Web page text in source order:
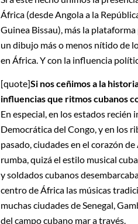
África (desde Angola a la
Guinea Bissau), más la
un dibujo más o menos nítido de
en África. Y con la influencia
[quote]Si nos ceñimos a la
influencias que ritmos cubanos
En especial, en los estados
Democrática del Congo, y en los
pasado, ciudades en el corazón
rumba, quizá el estilo musical
y soldados cubanos
centro de África las músicas
muchas ciudades de Senegal,
del campo cubano mar a través.